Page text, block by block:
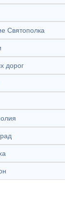
Святополка
дорог